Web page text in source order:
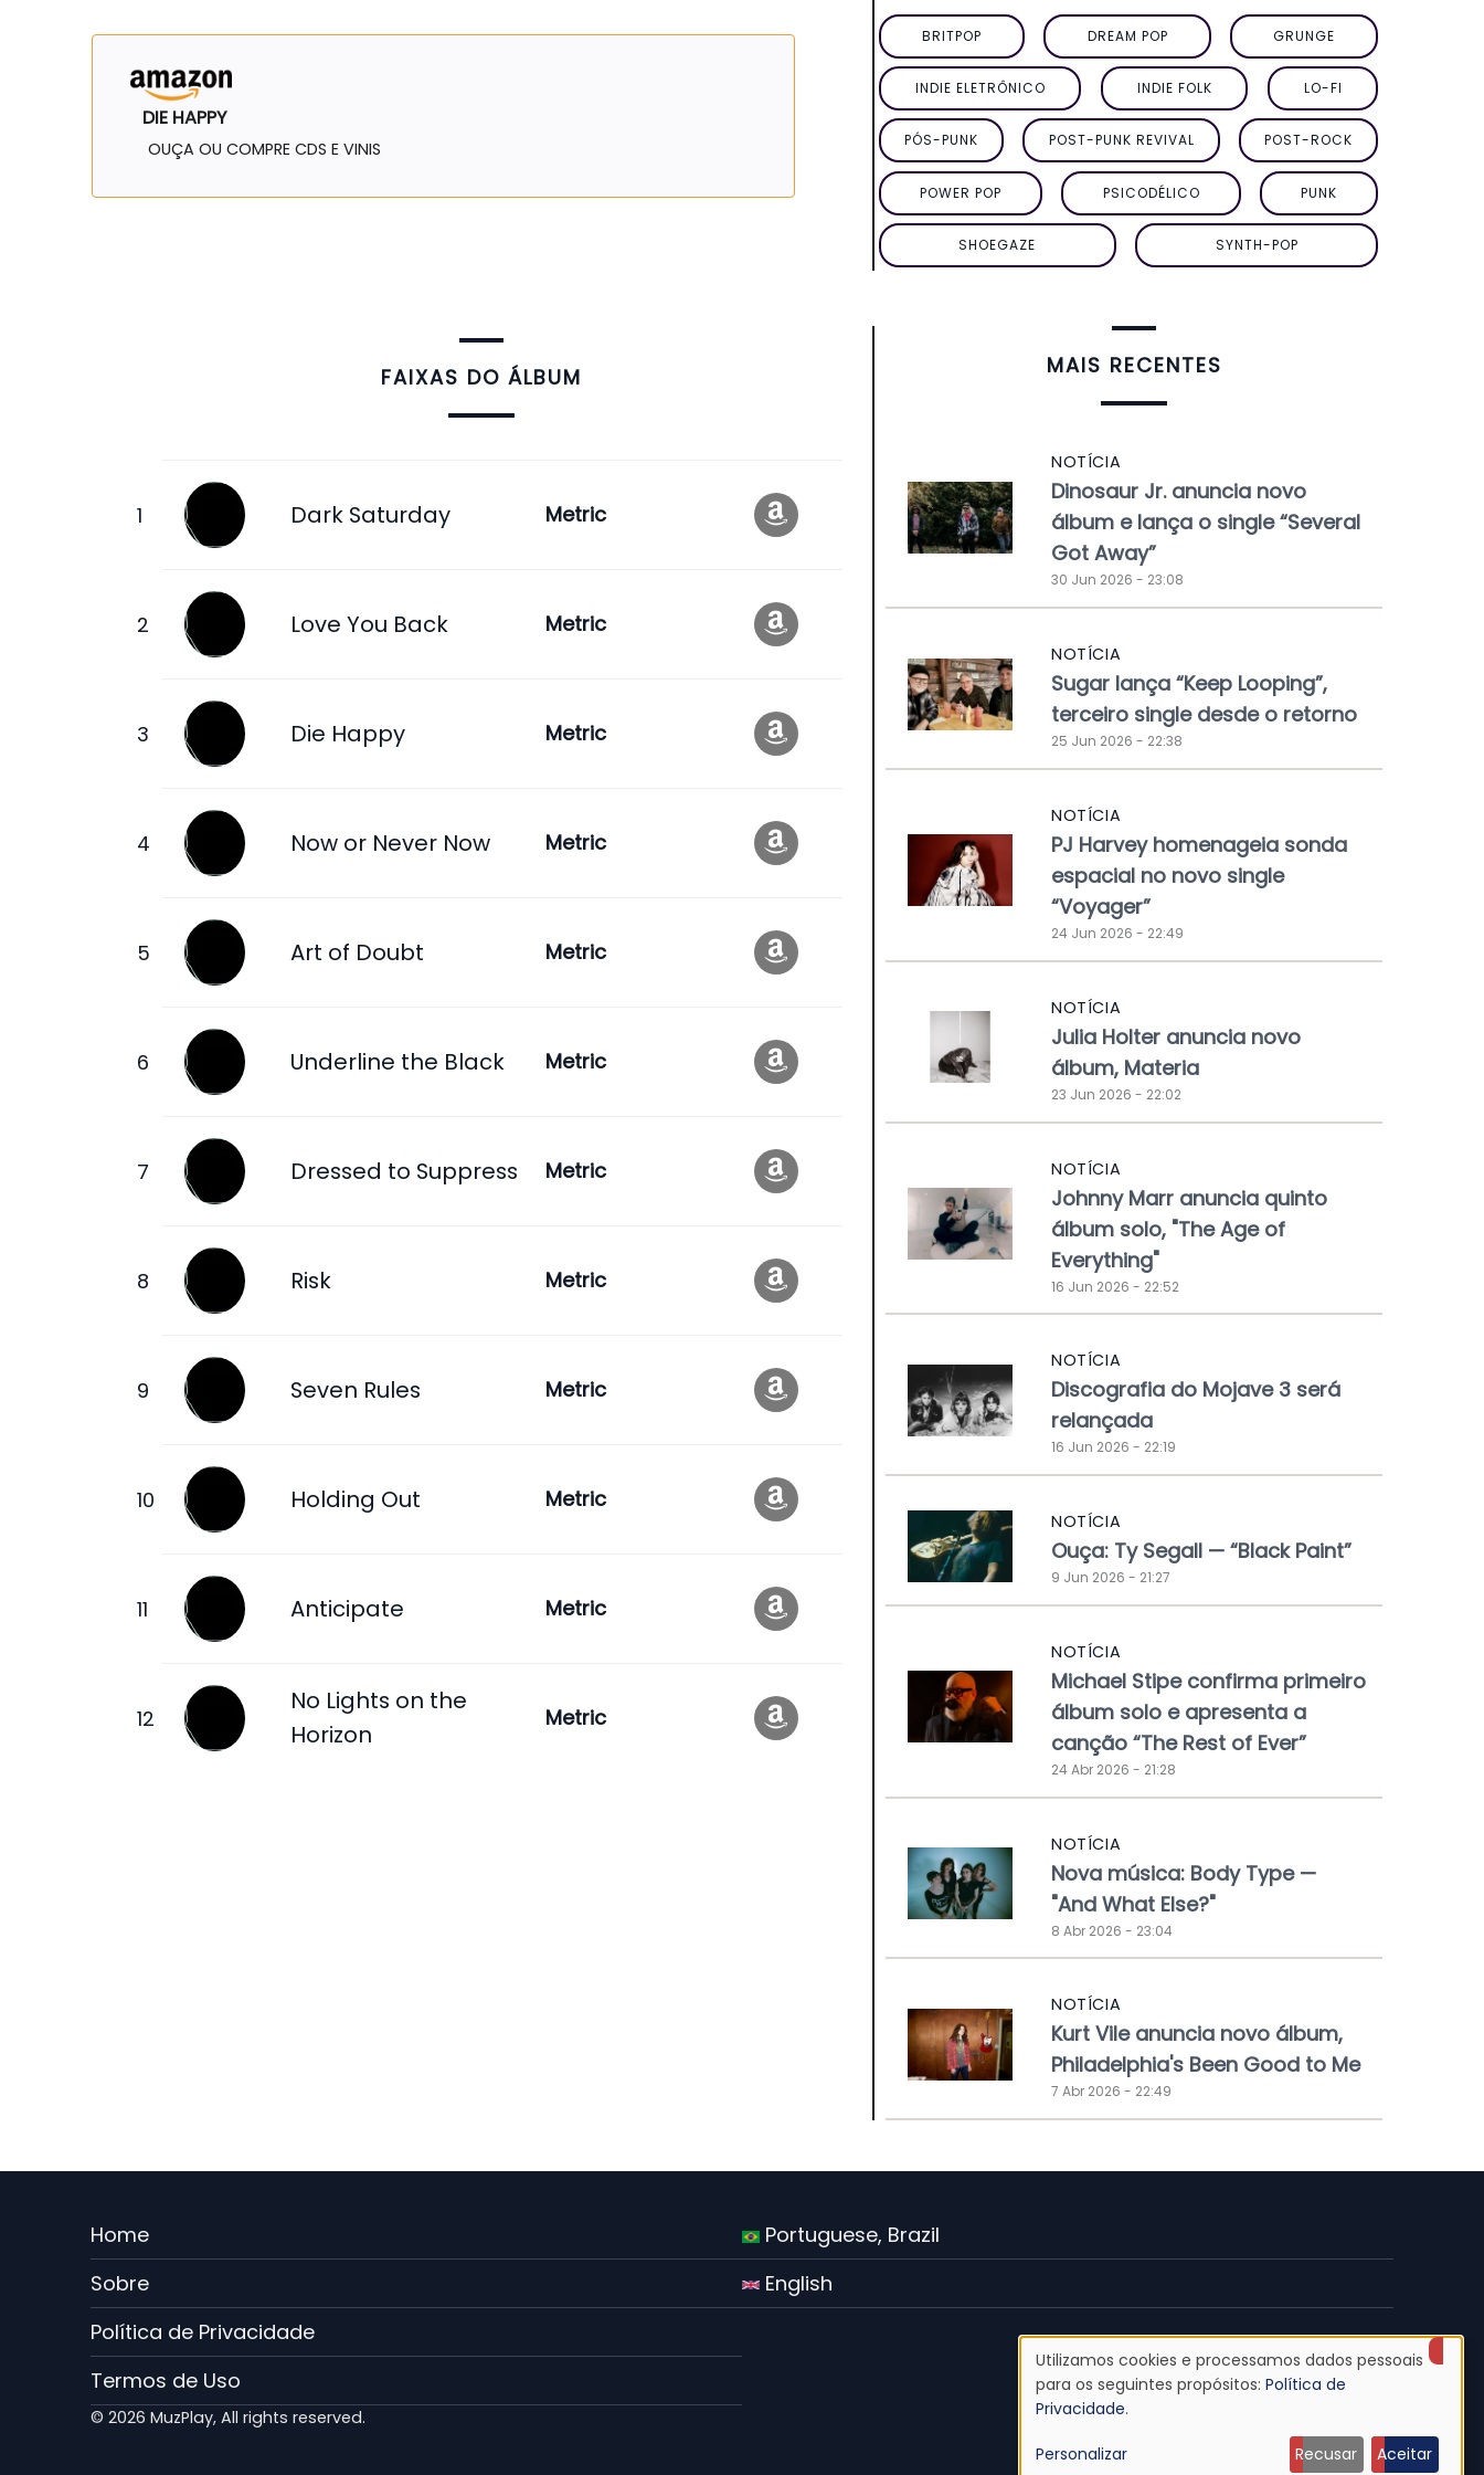
DIE HAPPY
OUÇA OU COMPRE CDS E VINIS
FAIXAS DO ÁLBUM
Dark Saturday Metric
Love You Back Metric
Die Happy Metric
Now or Never Now Metric
Art of Doubt Metric
Underline the Black Metric
Dressed to Suppress Metric
Risk Metric
Seven Rules Metric
Holding Out Metric
Anticipate Metric
No Lights on the
Horizon
Metric
BRITPOP DREAM POP GRUNGE
INDIE ELETRÔNICO INDIE FOLK LO-FI
PÓS-PUNK POST-PUNK REVIVAL POST-ROCK
POWER POP PSICODÉLICO PUNK
SHOEGAZE SYNTH-POP
MAIS RECENTES
NOTÍCIA
Dinosaur Jr. anuncia novo
álbum e lança o single “Several
Got Away”
30 Jun 2026 - 23:08
NOTÍCIA
Sugar lança “Keep Looping”,
terceiro single desde o retorno
25 Jun 2026 - 22:38
NOTÍCIA
PJ Harvey homenageia sonda
espacial no novo single
“Voyager”
24 Jun 2026 - 22:49
NOTÍCIA
Julia Holter anuncia novo
álbum, Materia
23 Jun 2026 - 22:02
NOTÍCIA
Johnny Marr anuncia quinto
álbum solo, "The Age of
Everything"
16 Jun 2026 - 22:52
NOTÍCIA
Discografia do Mojave 3 será
relançada
16 Jun 2026 - 22:19
NOTÍCIA
Ouça: Ty Segall — “Black Paint”
9 Jun 2026 - 21:27
NOTÍCIA
Michael Stipe confirma primeiro
álbum solo e apresenta a
canção “The Rest of Ever”
24 Abr 2026 - 21:28
NOTÍCIA
Nova música: Body Type —
"And What Else?"
8 Abr 2026 - 23:04
NOTÍCIA
Kurt Vile anuncia novo álbum,
Philadelphia's Been Good to Me
7 Abr 2026 - 22:49
Menu
Rodape
PT
Home
Sobre
Política de Privacidade
Termos de Uso
Portuguese, Brazil
English
© 2026 MuzPlay, All rights reserved.
Uso
de
Utilizamos cookies e processamos dados pessoais
para os seguintes propósitos: Política de
Privacidade.
Personalizar Recusar Aceitar